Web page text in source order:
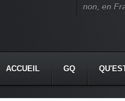
non, en
ACCUEIL GQ